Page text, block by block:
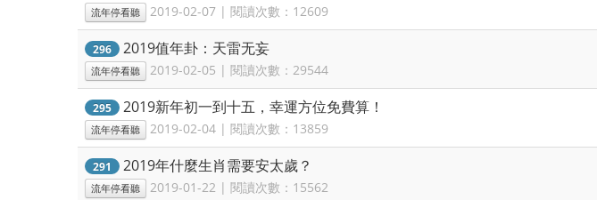
流年停看聽 2019-02-07 | 閱讀次數：12609
296 2019值年卦：天雷无妄
流年停看聽 2019-02-05 | 閱讀次數：29544
295 2019新年初一到十五，幸運方位免費算！
流年停看聽 2019-02-04 | 閱讀次數：13859
291 2019年什麼生肖需要安太歲？
流年停看聽 2019-01-22 | 閱讀次數：15562